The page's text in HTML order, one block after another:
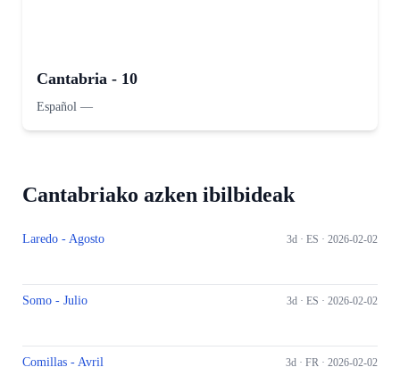
Cantabria - 10
Español —
Cantabriako azken ibilbideak
Laredo - Agosto 3d · ES · 2026-02-02
Somo - Julio 3d · ES · 2026-02-02
Comillas - Avril 3d · FR · 2026-02-02